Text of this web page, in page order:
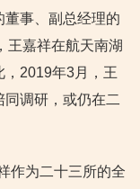
董事、副总经理的
王嘉祥在航天南湖
，2019年3月，王
调研，或仍在二
作为二十三所的全